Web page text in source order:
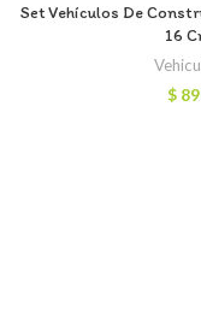
Set Vehículos De
16
$